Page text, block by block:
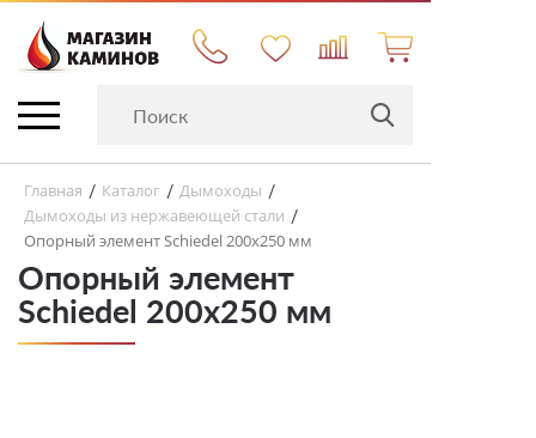
Главная / Каталог / Дымоходы /
Дымоходы из нержавеющей стали /
Опорный элемент Schiedel 200х250 мм
Опорный элемент
Schiedel 200х250 мм